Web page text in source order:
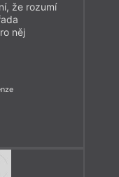
že rozumí
něj